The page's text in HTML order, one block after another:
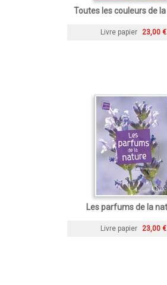
Toutes les couleurs de
Livre papier 23,00 €
Les parfums de la
Livre papier 23,00 €